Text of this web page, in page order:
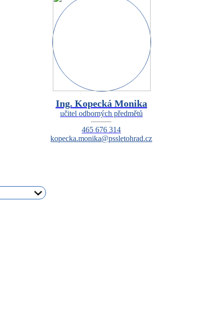
Ing. Kopecká Monika
učitel odborných předmětů
465 676 314
kopecka.monika@pssletohrad.cz